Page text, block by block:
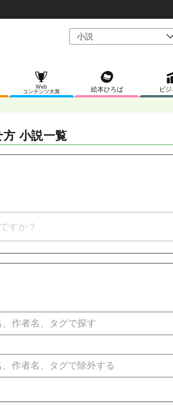
Web
コンテンツ大賞
絵本ひろば ビ
小説一覧